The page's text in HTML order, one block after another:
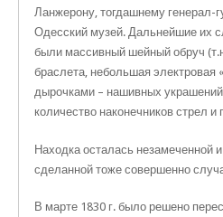
Ланжерону, тогдашнему генерал-
Одесский музей. Дальнейшие их
были массивный шейный обруч
браслета, небольшая электровая
дырочками – нашивных
количество наконечников стрел
Находка осталась незамеченной
сделанной тоже совершенно
В марте 1830 г. было решено